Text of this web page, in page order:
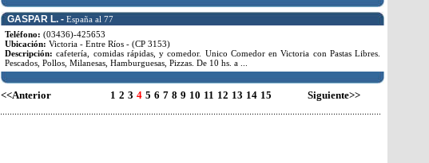
GASPAR L. - España al 77
Teléfono: (03436)-425653
Ubicación: Victoria - Entre Ríos - (CP 3153)
Descripción: cafetería, comidas rápidas, y comedor. Unico Comedor en Victoria con Pastas Libres.
Pescados, Pollos, Milanesas, Hamburguesas, Pizzas. De 10 hs. a ...
<<Anterior 1 2 3 4 5 6 7 8 9 10 11 12 13 14 15 Siguiente>>